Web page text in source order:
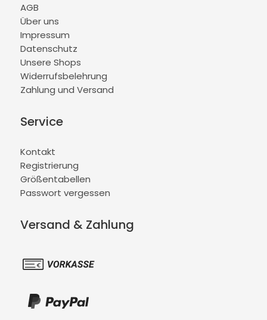
AGB
Über uns
Impressum
Datenschutz
Unsere Shops
Widerrufsbelehrung
Zahlung und Versand
Service
Kontakt
Registrierung
Größentabellen
Passwort vergessen
Versand & Zahlung